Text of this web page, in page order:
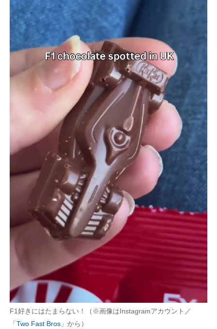
F1好きにはたまらない！（※画像はInstagramアカウント／
「 Two Fast Bros 」から）